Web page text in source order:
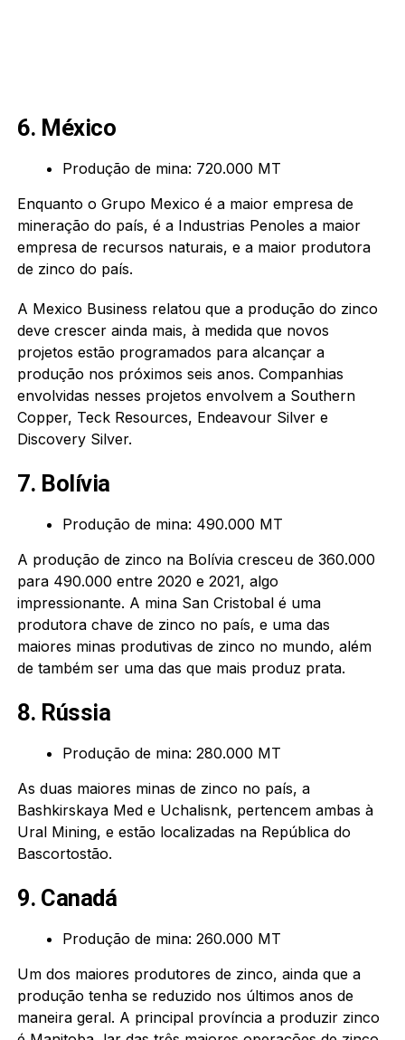
6. México
Produção de mina: 720.000 MT
Enquanto o Grupo Mexico é a maior empresa de
mineração do país, é a Industrias Penoles a maior
empresa de recursos naturais, e a maior produtora
de zinco do país.
A Mexico Business relatou que a produção do zinco
deve crescer ainda mais, à medida que novos
projetos estão programados para alcançar a
produção nos próximos seis anos. Companhias
envolvidas nesses projetos envolvem a Southern
Copper, Teck Resources, Endeavour Silver e
Discovery Silver.
7. Bolívia
Produção de mina: 490.000 MT
A produção de zinco na Bolívia cresceu de 360.000
para 490.000 entre 2020 e 2021, algo
impressionante. A mina San Cristobal é uma
produtora chave de zinco no país, e uma das
maiores minas produtivas de zinco no mundo, além
de também ser uma das que mais produz prata.
8. Rússia
Produção de mina: 280.000 MT
As duas maiores minas de zinco no país, a
Bashkirskaya Med e Uchalisnk, pertencem ambas à
Ural Mining, e estão localizadas na República do
Bascortostão.
9. Canadá
Produção de mina: 260.000 MT
Um dos maiores produtores de zinco, ainda que a
produção tenha se reduzido nos últimos anos de
maneira geral. A principal província a produzir zinco